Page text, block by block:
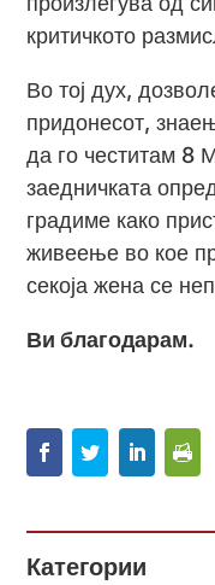
критичкото
Во тој дух,
придонесот,
да го честитам 8
заедничката
градиме како
живеење во кое
секоја жена се
Ви благодарам.
Категории